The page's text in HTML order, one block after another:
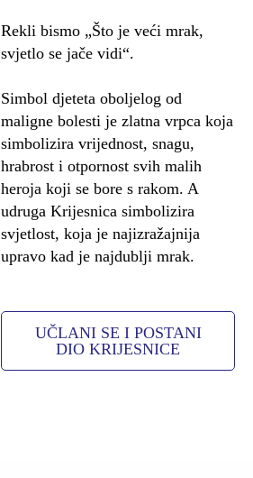
Rekli bismo „Što je veći mrak,
svjetlo se jače vidi“.
Simbol djeteta oboljelog od
maligne bolesti je zlatna vrpca koja
simbolizira vrijednost, snagu,
hrabrost i otpornost svih malih
heroja koji se bore s rakom. A
udruga Krijesnica simbolizira
svjetlost, koja je najizražajnija
upravo kad je najdublji mrak.
UČLANI SE I POSTANI
DIO KRIJESNICE